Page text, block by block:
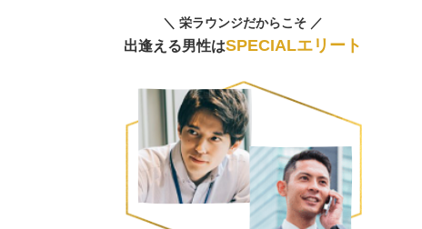
＼ 栄ラウンジだからこそ ／
出逢える男性はSPECIALエリート